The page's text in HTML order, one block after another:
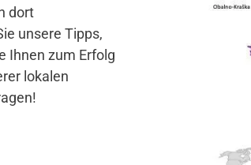
dort
unsere Tipps,
Ihnen zum Erfolg
lokalen